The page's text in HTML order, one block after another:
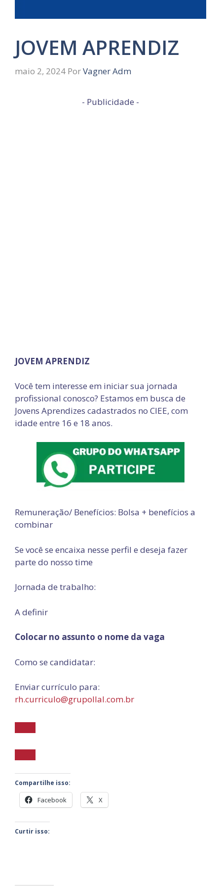
JOVEM APRENDIZ
maio 2, 2024 PorVagner Adm
- Publicidade -
JOVEM APRENDIZ
Você tem interesse em iniciar sua jornada
profissional conosco? Estamos em busca de
Jovens Aprendizes cadastrados no CIEE, com
idade entre 16 e 18 anos.
Remuneração/ Benefícios: Bolsa + benefícios a
combinar
Se você se encaixa nesse perfil e deseja fazer
parte do nosso time
Jornada de trabalho:
A definir
Colocar no assunto o nome da vaga
Como se candidatar:
Enviar currículo para:
rh.curriculo@grupollal.com.br
Compartilhe isso:
Facebook X
Curtir isso: